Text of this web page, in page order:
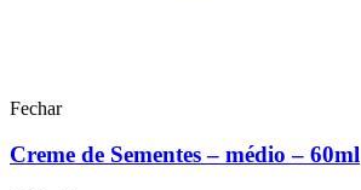
Fechar
Creme de Sementes – médio – 60ml